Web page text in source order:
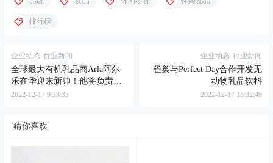
排行榜
企业动态 行业新闻
全球最大有机乳品商Arla阿尔
乐在华迎来新帅！他将负责执
行中国2026战略
2022-12-17 9:33:33
企业动态 行业新闻
雀巢与Perfect Day合作开发无
动物乳品饮料
2022-12-17 15:32:49
猜你喜欢